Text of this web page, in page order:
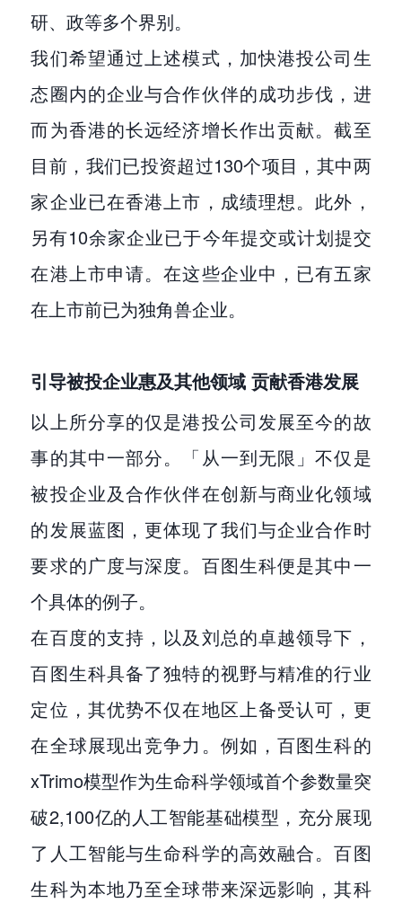
研、政等多个界别。
我们希望通过上述模式，加快港投公司生
态圈内的企业与合作伙伴的成功步伐，进
而为香港的长远经济增长作出贡献。截至
目前，我们已投资超过130个项目，其中两
家企业已在香港上市，成绩理想。此外，
另有10余家企业已于今年提交或计划提交
在港上市申请。在这些企业中，已有五家
在上市前已为独角兽企业。
引导被投企业惠及其他领域 贡献香港发展
以上所分享的仅是港投公司发展至今的故
事的其中一部分。「从一到无限」不仅是
被投企业及合作伙伴在创新与商业化领域
的发展蓝图，更体现了我们与企业合作时
要求的广度与深度。百图生科便是其中一
个具体的例子。
在百度的支持，以及刘总的卓越领导下，
百图生科具备了独特的视野与精准的行业
定位，其优势不仅在地区上备受认可，更
在全球展现出竞争力。例如，百图生科的
xTrimo模型作为生命科学领域首个参数量突
破2,100亿的人工智能基础模型，充分展现
了人工智能与生命科学的高效融合。百图
生科为本地乃至全球带来深远影响，其科